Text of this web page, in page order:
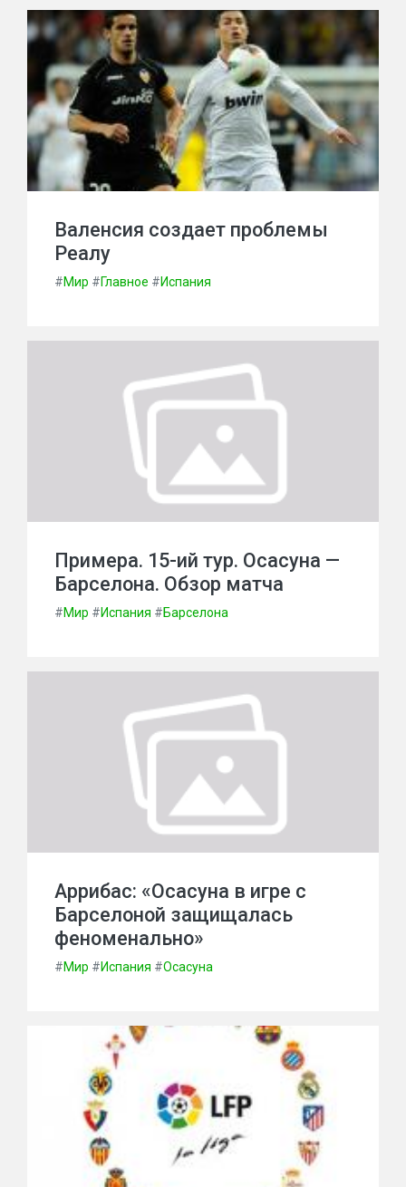
Валенсия создает проблемы
Реалу
#Мир #Главное #Испания
Примера. 15-ий тур. Осасуна —
Барселона. Обзор матча
#Мир #Испания #Барселона
Аррибас: «Осасуна в игре с
Барселоной защищалась
феноменально»
#Мир #Испания #Осасуна